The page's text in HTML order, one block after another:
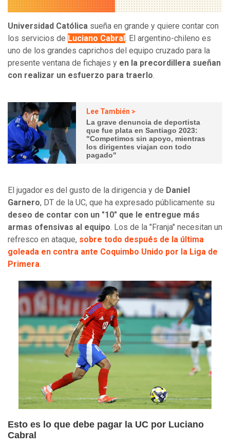
Universidad Católica sueña en grande y quiere contar con
los servicios de Luciano Cabral . El argentino-chileno es
uno de los grandes caprichos del equipo cruzado para la
presente ventana de fichajes y en la precordillera sueñan
con realizar un esfuerzo para traerlo.
Lee También >
La grave denuncia de deportista
que fue plata en Santiago 2023:
"Competimos sin apoyo, mientras
los dirigentes viajan con todo
pagado"
El jugador es del gusto de la dirigencia y de Daniel
Garnero, DT de la UC, que ha expresado públicamente su
deseo de contar con un "10" que le entregue más
armas ofensivas al equipo. Los de la "Franja" necesitan un
refresco en ataque, sobre todo después de la última
goleada en contra ante Coquimbo Unido por la Liga de
Primera.
Esto es lo que debe pagar la UC por Luciano
Cabral